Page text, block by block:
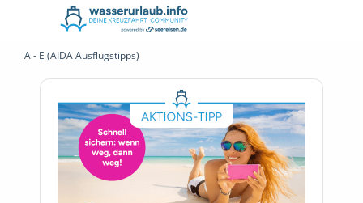
A - E (AIDA Ausflugstipps)